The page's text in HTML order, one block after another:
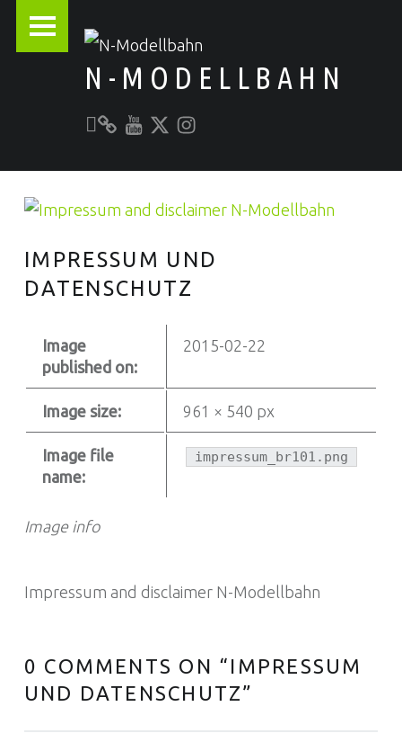
N-MODELLBAHN
Alles rund um die Modellbahn
IMPRESSUM UND
DATENSCHUTZ
Image info
Image
published on:
2015-02-22
Image size: 961 × 540 px
Image file
name:
impressum_br101.png
Impressum and disclaimer N-Modellbahn
0 COMMENTS ON “ IMPRESSUM
UND DATENSCHUTZ”